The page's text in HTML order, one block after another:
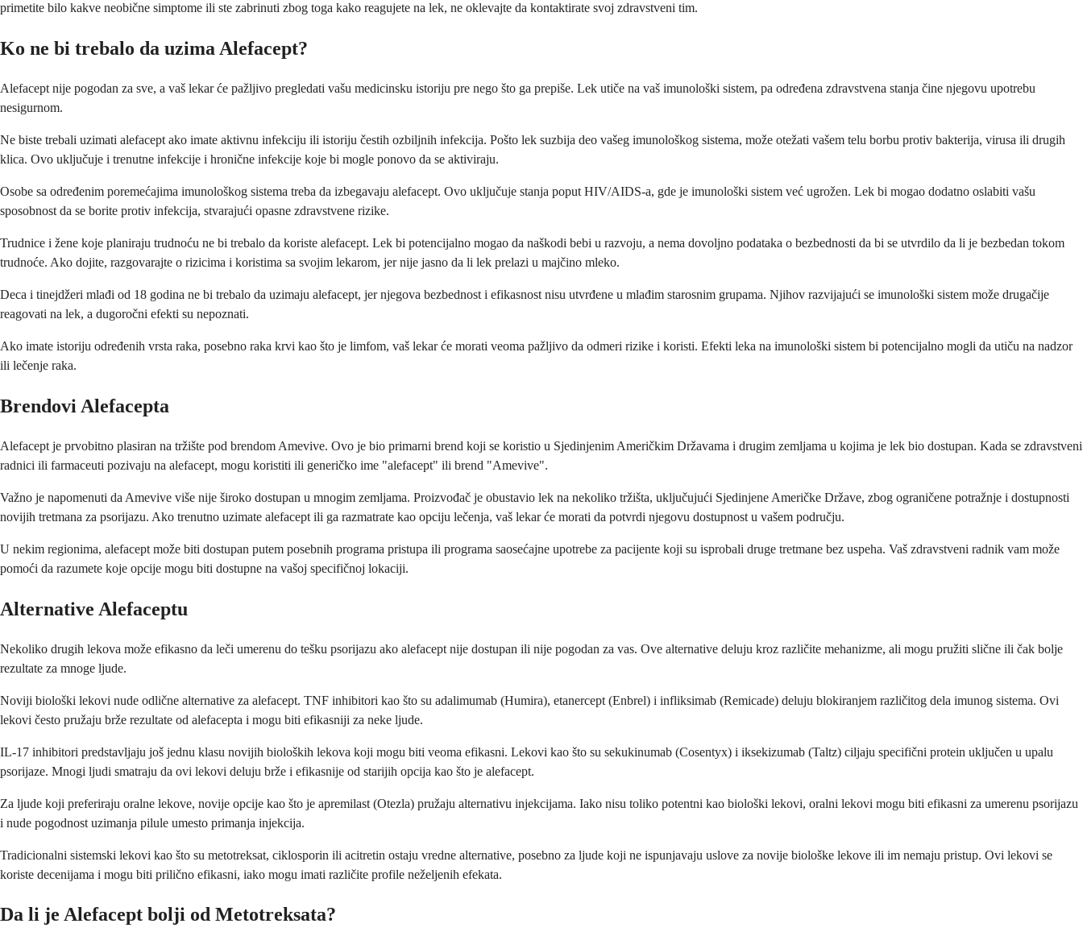
primetite bilo kakve neobične simptome ili ste zabrinuti zbog toga kako reagujete na lek, ne oklevajte da kontaktirate svoj zdravstveni tim.
Ko ne bi trebalo da uzima Alefacept?
Alefacept nije pogodan za sve, a vaš lekar će pažljivo pregledati vašu medicinsku istoriju pre nego što ga prepiše. Lek utiče na vaš imunološki sistem, pa određena zdravstvena stanja čine njegovu upotrebu
nesigurnom.
Ne biste trebali uzimati alefacept ako imate aktivnu infekciju ili istoriju čestih ozbiljnih infekcija. Pošto lek suzbija deo vašeg imunološkog sistema, može otežati vašem telu borbu protiv bakterija, virusa ili drugih
klica. Ovo uključuje i trenutne infekcije i hronične infekcije koje bi mogle ponovo da se aktiviraju.
Osobe sa određenim poremećajima imunološkog sistema treba da izbegavaju alefacept. Ovo uključuje stanja poput HIV/AIDS-a, gde je imunološki sistem već ugrožen. Lek bi mogao dodatno oslabiti vašu
sposobnost da se borite protiv infekcija, stvarajući opasne zdravstvene rizike.
Trudnice i žene koje planiraju trudnoću ne bi trebalo da koriste alefacept. Lek bi potencijalno mogao da naškodi bebi u razvoju, a nema dovoljno podataka o bezbednosti da bi se utvrdilo da li je bezbedan tokom
trudnoće. Ako dojite, razgovarajte o rizicima i koristima sa svojim lekarom, jer nije jasno da li lek prelazi u majčino mleko.
Deca i tinejdžeri mlađi od 18 godina ne bi trebalo da uzimaju alefacept, jer njegova bezbednost i efikasnost nisu utvrđene u mlađim starosnim grupama. Njihov razvijajući se imunološki sistem može drugačije
reagovati na lek, a dugoročni efekti su nepoznati.
Ako imate istoriju određenih vrsta raka, posebno raka krvi kao što je limfom, vaš lekar će morati veoma pažljivo da odmeri rizike i koristi. Efekti leka na imunološki sistem bi potencijalno mogli da utiču na nadzor
ili lečenje raka.
Brendovi Alefacepta
Alefacept je prvobitno plasiran na tržište pod brendom Amevive. Ovo je bio primarni brend koji se koristio u Sjedinjenim Američkim Državama i drugim zemljama u kojima je lek bio dostupan. Kada se zdravstveni
radnici ili farmaceuti pozivaju na alefacept, mogu koristiti ili generičko ime "alefacept" ili brend "Amevive".
Važno je napomenuti da Amevive više nije široko dostupan u mnogim zemljama. Proizvođač je obustavio lek na nekoliko tržišta, uključujući Sjedinjene Američke Države, zbog ograničene potražnje i dostupnosti
novijih tretmana za psorijazu. Ako trenutno uzimate alefacept ili ga razmatrate kao opciju lečenja, vaš lekar će morati da potvrdi njegovu dostupnost u vašem području.
U nekim regionima, alefacept može biti dostupan putem posebnih programa pristupa ili programa saosećajne upotrebe za pacijente koji su isprobali druge tretmane bez uspeha. Vaš zdravstveni radnik vam može
pomoći da razumete koje opcije mogu biti dostupne na vašoj specifičnoj lokaciji.
Alternative Alefaceptu
Nekoliko drugih lekova može efikasno da leči umerenu do tešku psorijazu ako alefacept nije dostupan ili nije pogodan za vas. Ove alternative deluju kroz različite mehanizme, ali mogu pružiti slične ili čak bolje
rezultate za mnoge ljude.
Noviji biološki lekovi nude odlične alternative za alefacept. TNF inhibitori kao što su adalimumab (Humira), etanercept (Enbrel) i infliksimab (Remicade) deluju blokiranjem različitog dela imunog sistema. Ovi
lekovi često pružaju brže rezultate od alefacepta i mogu biti efikasniji za neke ljude.
IL-17 inhibitori predstavljaju još jednu klasu novijih bioloških lekova koji mogu biti veoma efikasni. Lekovi kao što su sekukinumab (Cosentyx) i iksekizumab (Taltz) ciljaju specifični protein uključen u upalu
psorijaze. Mnogi ljudi smatraju da ovi lekovi deluju brže i efikasnije od starijih opcija kao što je alefacept.
Za ljude koji preferiraju oralne lekove, novije opcije kao što je apremilast (Otezla) pružaju alternativu injekcijama. Iako nisu toliko potentni kao biološki lekovi, oralni lekovi mogu biti efikasni za umerenu psorijazu
i nude pogodnost uzimanja pilule umesto primanja injekcija.
Tradicionalni sistemski lekovi kao što su metotreksat, ciklosporin ili acitretin ostaju vredne alternative, posebno za ljude koji ne ispunjavaju uslove za novije biološke lekove ili im nemaju pristup. Ovi lekovi se
koriste decenijama i mogu biti prilično efikasni, iako mogu imati različite profile neželjenih efekata.
Da li je Alefacept bolji od Metotreksata?